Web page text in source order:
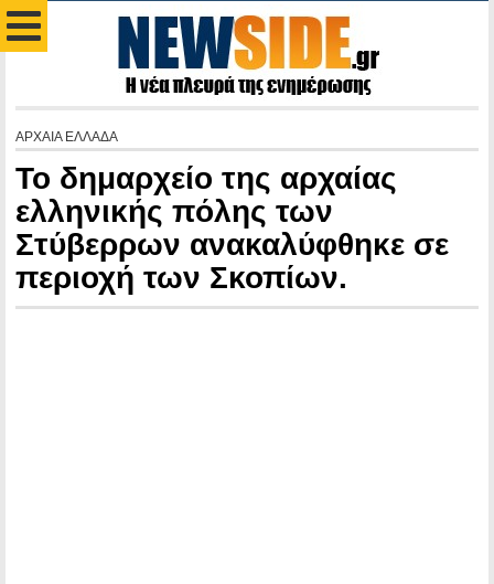
ΑΡΧΑΙΑ ΕΛΛΑΔΑ
Το δημαρχείο της αρχαίας
ελληνικής πόλης των
Στύβερρων ανακαλύφθηκε σε
περιοχή των Σκοπίων.